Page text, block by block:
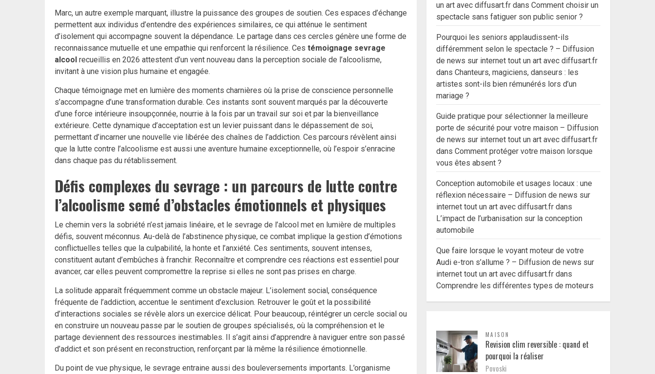
Marc, un autre exemple marquant, illustre la puissance des groupes de soutien. Ces espaces d’échange
permettent aux individus d’entendre des expériences similaires, ce qui atténue le sentiment
d’isolement qui accompagne souvent la dépendance. Le partage dans ces cercles génère une forme de
reconnaissance mutuelle et une empathie qui renforcent la résilience. Ces témoignage sevrage
alcool recueillis en 2026 attestent d’un vent nouveau dans la perception sociale de l’alcoolisme,
invitant à une vision plus humaine et engagée.
Chaque témoignage met en lumière des moments charnières où la prise de conscience personnelle
s’accompagne d’une transformation durable. Ces instants sont souvent marqués par la découverte
d’une force intérieure insoupçonnée, nourrie à la fois par un travail sur soi et par la bienveillance
extérieure. Cette dynamique d’acceptation est un levier puissant dans le dépassement de soi,
permettant d’incarner une nouvelle vie libérée des chaînes de l’addiction. Ces parcours révèlent ainsi
que la lutte contre l’alcoolisme est aussi une aventure humaine exceptionnelle, où l’espoir s’enracine
dans chaque pas du rétablissement.
Défis complexes du sevrage : un parcours de lutte contre
l’alcoolisme semé d’obstacles émotionnels et physiques
Le chemin vers la sobriété n’est jamais linéaire, et le sevrage de l’alcool met en lumière de multiples
défis, souvent méconnus. Au-delà de l’abstinence physique, ce combat implique la gestion d’émotions
conflictuelles telles que la culpabilité, la honte et l’anxiété. Ces sentiments, souvent intenses,
constituent autant d’embûches à franchir. Reconnaître et comprendre ces réactions est essentiel pour
avancer, car elles peuvent compromettre la reprise si elles ne sont pas prises en charge.
La solitude apparaît fréquemment comme un obstacle majeur. L’isolement social, conséquence
fréquente de l’addiction, accentue le sentiment d’exclusion. Retrouver le goût et la possibilité
d’interactions sociales se révèle alors un exercice délicat. Pour beaucoup, réintégrer un cercle social ou
en construire un nouveau passe par le soutien de groupes spécialisés, où la compréhension et le
partage deviennent des ressources inestimables. Il s’agit ainsi d’apprendre à naviguer entre son passé
d’addict et son présent en reconstruction, renforçant par là même la résilience émotionnelle.
Du point de vue physique, le sevrage entraine aussi des bouleversements importants. L’organisme
un art avec diffusart.fr dansComment choisir un
spectacle sans fatiguer son public senior ?
Pourquoi les seniors applaudissent-ils
différemment selon le spectacle ? – Diffusion
de news sur internet tout un art avec diffusart.fr
dansChanteurs, magiciens, danseurs : les
artistes sont-ils bien rémunérés lors d’un
mariage ?
Guide pratique pour sélectionner la meilleure
porte de sécurité pour votre maison – Diffusion
de news sur internet tout un art avec diffusart.fr
dansComment protéger votre maison lorsque
vous êtes absent ?
Conception automobile et usages locaux : une
réflexion nécessaire – Diffusion de news sur
internet tout un art avec diffusart.fr dans
L’impact de l’urbanisation sur la conception
automobile
Que faire lorsque le voyant moteur de votre
Audi e-tron s’allume ? – Diffusion de news sur
internet tout un art avec diffusart.fr dans
Comprendre les différentes types de moteurs
MAISON
Revision clim reversible : quand et
pourquoi la réaliser
Povoski